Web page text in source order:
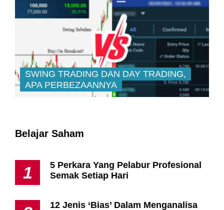
SWING TRADING DAN DAY TRADING,
APA PERBEZAANNYA
Belajar Saham
1
5 Perkara Yang Pelabur Profesional
Semak Setiap Hari
12 Jenis ‘Bias’ Dalam Menganalisa